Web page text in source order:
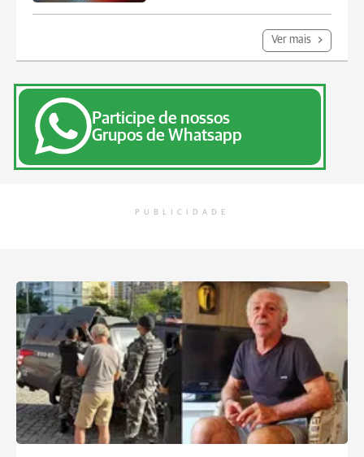
Ver mais
Participe de nossos
Grupos de Whatsapp
PUBLICIDADE